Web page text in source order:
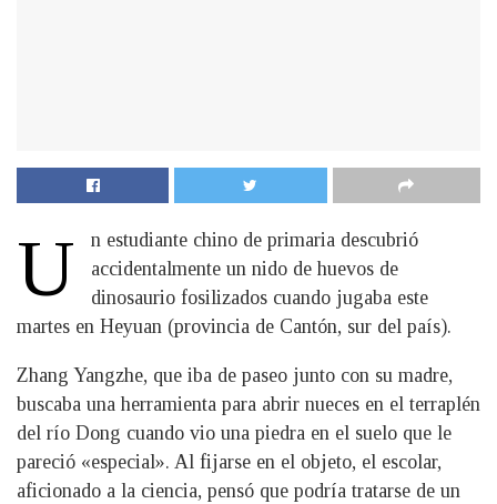
U
n estudiante chino de primaria descubrió
accidentalmente un nido de huevos de
dinosaurio fosilizados cuando jugaba este
martes en Heyuan (provincia de Cantón, sur del país).
Zhang Yangzhe, que iba de paseo junto con su madre,
buscaba una herramienta para abrir nueces en el terraplén
del río Dong cuando vio una piedra en el suelo que le
pareció «especial». Al fijarse en el objeto, el escolar,
aficionado a la ciencia, pensó que podría tratarse de un